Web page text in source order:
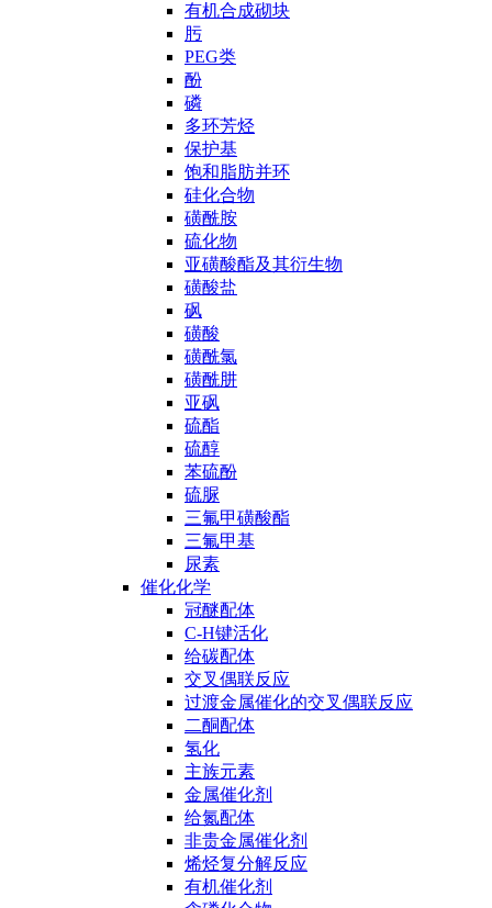
有机合成砌块
肟
PEG类
酚
磷
多环芳烃
保护基
饱和脂肪并环
硅化合物
磺酰胺
硫化物
亚磺酸酯及其衍生物
磺酸盐
砜
磺酸
磺酰氯
磺酰肼
亚砜
硫酯
硫醇
苯硫酚
硫脲
三氟甲磺酸酯
三氟甲基
尿素
催化化学
冠醚配体
C-H键活化
给碳配体
交叉偶联反应
过渡金属催化的交叉偶联反应
二酮配体
氢化
主族元素
金属催化剂
给氮配体
非贵金属催化剂
烯烃复分解反应
有机催化剂